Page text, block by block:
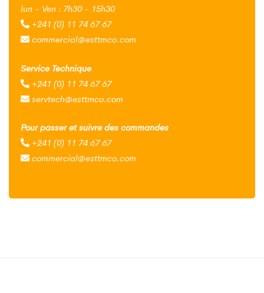
lun - Ven : 7h30 - 15h30
+241 (0) 11 74 67 67
commercial@esttmco.com
Service Technique
+241 (0) 11 74 67 67
servtech@esttmco.com
Pour passer et suivre des commandes
+241 (0) 11 74 67 67
commercial@esttmco.com